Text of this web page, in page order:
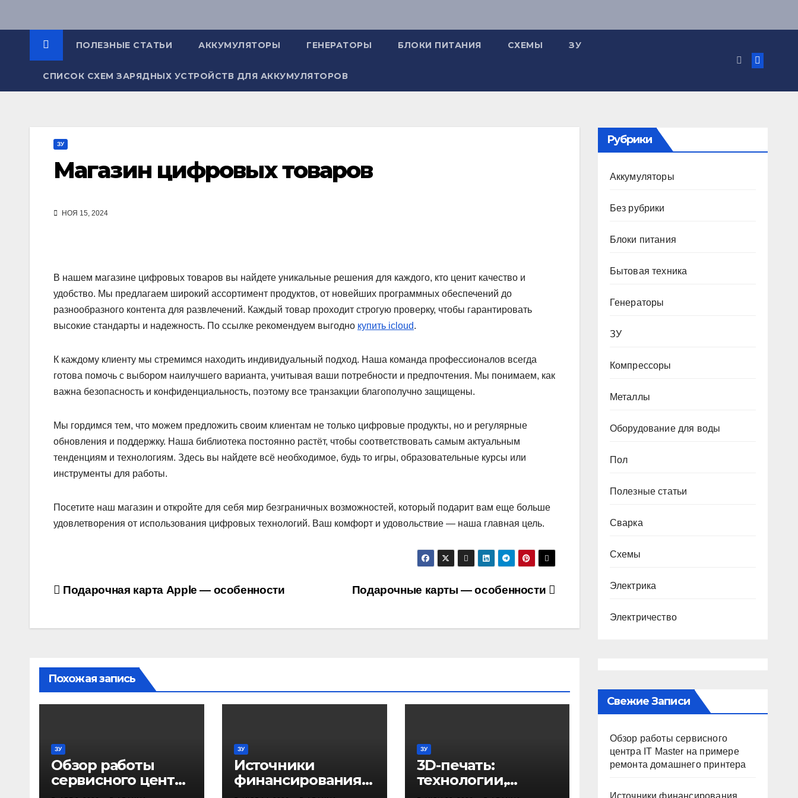
содержимому
ПОЛЕЗНЫЕ СТАТЬИ АККУМУЛЯТОРЫ ГЕНЕРАТОРЫ БЛОКИ ПИТАНИЯ СХЕМЫ ЗУ
СПИСОК СХЕМ ЗАРЯДНЫХ УСТРОЙСТВ ДЛЯ АККУМУЛЯТОРОВ
ЗУ
Магазин цифровых товаров
НОЯ 15, 2024
В нашем магазине цифровых товаров вы найдете уникальные решения для каждого, кто ценит качество и
удобство. Мы предлагаем широкий ассортимент продуктов, от новейших программных обеспечений до
разнообразного контента для развлечений. Каждый товар проходит строгую проверку, чтобы гарантировать
высокие стандарты и надежность. По ссылке рекомендуем выгодно купить icloud.
К каждому клиенту мы стремимся находить индивидуальный подход. Наша команда профессионалов всегда
готова помочь с выбором наилучшего варианта, учитывая ваши потребности и предпочтения. Мы понимаем, как
важна безопасность и конфиденциальность, поэтому все транзакции благополучно защищены.
Мы гордимся тем, что можем предложить своим клиентам не только цифровые продукты, но и регулярные
обновления и поддержку. Наша библиотека постоянно растёт, чтобы соответствовать самым актуальным
тенденциям и технологиям. Здесь вы найдете всё необходимое, будь то игры, образовательные курсы или
инструменты для работы.
Посетите наш магазин и откройте для себя мир безграничных возможностей, который подарит вам еще больше
удовлетворения от использования цифровых технологий. Ваш комфорт и удовольствие — наша главная цель.
Навигация
Подарочные карты — особенности
Подарочная карта Apple — особенности
Похожая запись
ЗУ
Обзор работы
сервисного центра
ЗУ
Источники
финансирования
ЗУ
3D-печать:
технологии,
Рубрики
Аккумуляторы
Без рубрики
Блоки питания
Бытовая техника
Генераторы
ЗУ
Компрессоры
Металлы
Оборудование для воды
Пол
Полезные статьи
Сварка
Схемы
Электрика
Электричество
Свежие Записи
Обзор работы сервисного
центра IT Master на примере
ремонта домашнего принтера
Источники финансирования